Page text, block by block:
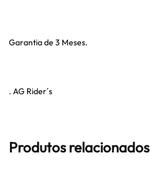
Garantia de 3 Meses.
. AG Rider´s
Produtos relacionados